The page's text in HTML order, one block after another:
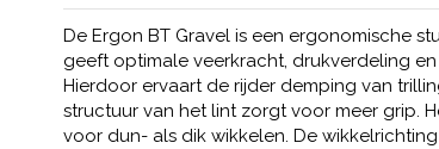
De Ergon BT Gravel is een ergonomische
geeft optimale veerkracht, drukverdeling
Hierdoor ervaart de rijder demping van
structuur van het lint zorgt voor meer grip.
voor dun- als dik wikkelen. De